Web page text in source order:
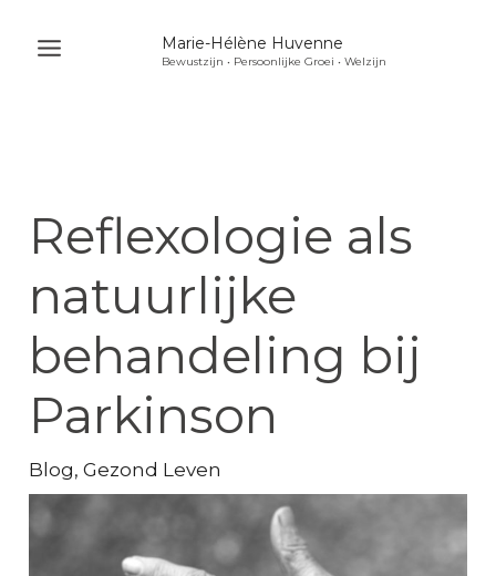
naar
Marie-Hélène Huvenne
Bewustzijn • Persoonlijke Groei • Welzijn
Reflexologie als
natuurlijke
behandeling bij
Parkinson
Blog,Gezond Leven